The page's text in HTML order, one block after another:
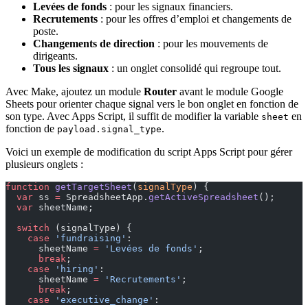
Levées de fonds : pour les signaux financiers.
Recrutements : pour les offres d’emploi et changements de
poste.
Changements de direction : pour les mouvements de
dirigeants.
Tous les signaux : un onglet consolidé qui regroupe tout.
Avec Make, ajoutez un module Router avant le module Google
Sheets pour orienter chaque signal vers le bon onglet en fonction de
son type. Avec Apps Script, il suffit de modifier la variable sheet en
fonction de payload.signal_type.
Voici un exemple de modification du script Apps Script pour gérer
plusieurs onglets :
function getTargetSheet ( signalType ) {
  var
ss = SpreadsheetApp. getActiveSpreadsheet ();
  var
sheetName;
  switch
(signalType) {
    case
'fundraising' :
      sheetName
= 'Levées de fonds' ;
      break
;
    case
'hiring' :
      sheetName
= 'Recrutements' ;
      break
;
    case
'executive_change' :